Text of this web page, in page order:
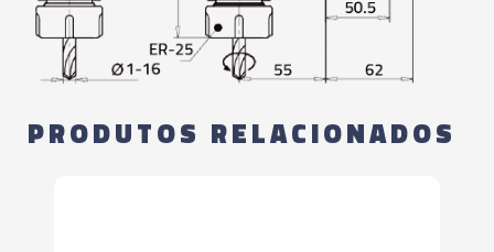
PRODUTOS RELACIONADOS